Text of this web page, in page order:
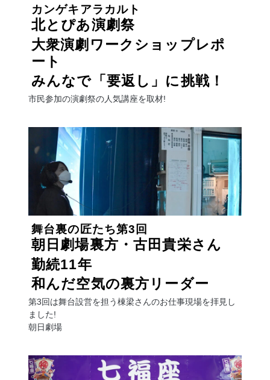
カンゲキアラカルト
北とぴあ演劇祭
大衆演劇ワークショップレポ
ート
みんなで「要返し」に挑戦！
市民参加の演劇祭の人気講座を取材!
舞台裏の匠たち第3回
朝日劇場裏方・古田貴栄さん
勤続11年
和んだ空気の裏方リーダー
第3回は舞台設営を担う棟梁さんのお仕事現場を拝見し
ました!
朝日劇場